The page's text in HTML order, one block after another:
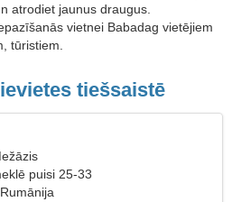
atrodiet jaunus draugus.
vietnei Babadag vietējiem
tūristiem.
tiešsaistē
puisi 25-33